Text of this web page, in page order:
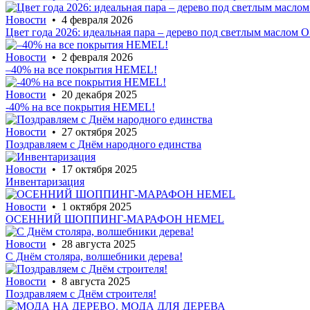
Новости • 4 февраля 2026
Цвет года 2026: идеальная пара – дерево под светлым маслом
Новости • 2 февраля 2026
–40% на все покрытия HEMEL!
Новости • 20 декабря 2025
-40% на все покрытия HEMEL!
Новости • 27 октября 2025
Поздравляем с Днём народного единства
Новости • 17 октября 2025
Инвентаризация
Новости • 1 октября 2025
ОСЕННИЙ ШОППИНГ-МАРАФОН HEMEL
Новости • 28 августа 2025
С Днём столяра, волшебники дерева!
Новости • 8 августа 2025
Поздравляем с Днём строителя!